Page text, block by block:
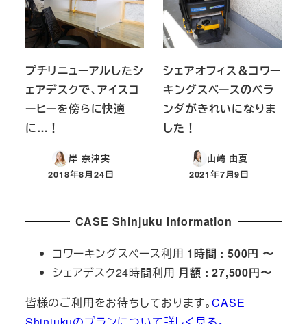
プチリニューアルしたシ
ェアデスクで、アイスコ
ーヒーを傍らに快適
に…！
岸 奈津実
投稿日
2018年8月24日
シェアオフィス＆コワー
キングスペースのベラ
ンダがきれいになりま
した！
山﨑 由夏
投稿日
2021年7月9日
CASE Shinjuku Information
コワーキングスペース利用 1時間 : 500円 〜
シェアデスク24時間利用 月額 : 27,500円〜
皆様のご利用をお待ちしております。CASE